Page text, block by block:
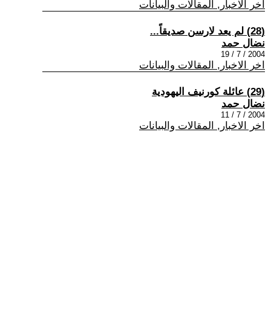
اخر الاخبار, المقالات والبيانات
(28) لم يعد لارسن صديقاً...
نضال حمد
2004 / 7 / 19
اخر الاخبار, المقالات والبيانات
(29) عائلة كورنيف اليهودية
نضال حمد
2004 / 7 / 11
اخر الاخبار, المقالات والبيانات